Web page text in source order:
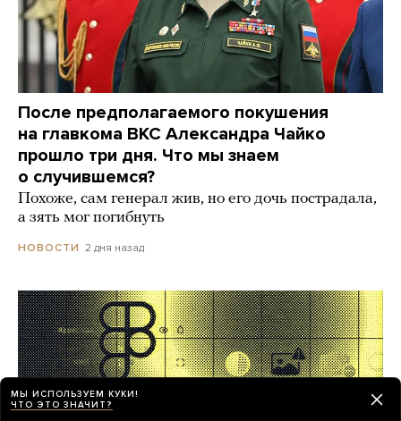
После предполагаемого покушения
на главкома ВКС Александра Чайко
прошло три дня. Что мы знаем
о случившемся?
Похоже, сам генерал жив, но его дочь пострадала,
а зять мог погибнуть
НОВОСТИ 2 дня назад
МЫ ИСПОЛЬЗУЕМ КУКИ!
ЧТО ЭТО ЗНАЧИТ?